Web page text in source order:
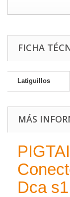
FICHA
Latiguillos
MÁS
Dca